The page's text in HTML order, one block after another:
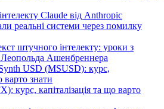
Claude від Anthropic
реальні системи через помилку
штучного інтелекту: уроки з
Ашенбреннера
USD (MSUSD): курс,
варто знати
курс, капіталізація та що варто